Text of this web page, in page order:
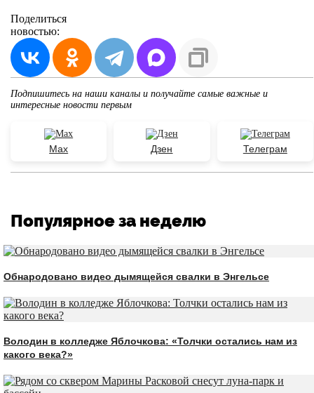
Поделиться
новостью:
Подпишитесь на наши каналы и получайте самые важные и
интересные новости первым
Max Дзен Телеграм
Популярное за неделю
Обнародовано видео дымящейся свалки в Энгельсе
Володин в колледже Яблочкова: «Толчки остались нам из
какого века?»